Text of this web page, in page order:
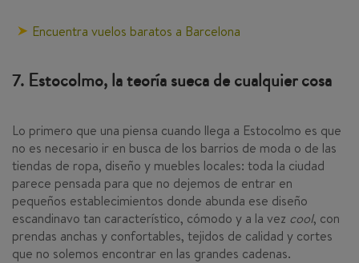
Encuentra vuelos baratos a Barcelona
7. Estocolmo, la teoría sueca de cualquier cosa
Lo primero que una piensa cuando llega a Estocolmo es que
no es necesario ir en busca de los barrios de moda o de las
tiendas de ropa, diseño y muebles locales: toda la ciudad
parece pensada para que no dejemos de entrar en
pequeños establecimientos donde abunda ese diseño
escandinavo tan característico, cómodo y a la vez cool, con
prendas anchas y confortables, tejidos de calidad y cortes
que no solemos encontrar en las grandes cadenas.